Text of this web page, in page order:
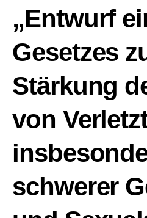
„Entwurf
Gesetzes
Stärkung
von
schwerer